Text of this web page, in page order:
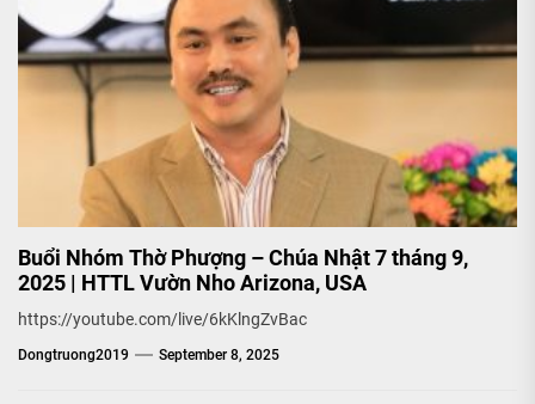
Buổi Nhóm Thờ Phượng – Chúa Nhật 7 tháng 9,
2025 | HTTL Vườn Nho Arizona, USA
https://youtube.com/live/6kKlngZvBac
Dongtruong2019 September 8, 2025